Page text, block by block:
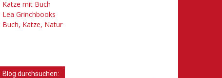
Katze mit Buch
Lea Grinchbooks
Buch, Katze, Natur
Blog durchsuchen: